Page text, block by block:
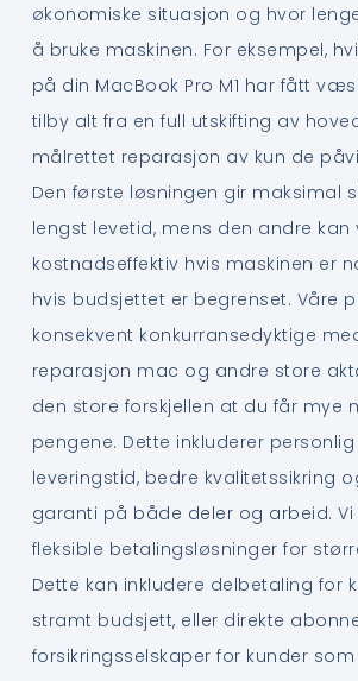
økonomiske situasjon og hvor
å bruke maskinen. For eksempel,
på din MacBook Pro M1 har fått
tilby alt fra en full utskifting av
målrettet reparasjon av kun de
Den første løsningen gir maksimal
lengst levetid, mens den andre
kostnadseffektiv hvis maskinen er
hvis budsjettet er begrenset. Våre
konsekvent konkurransedyktige
reparasjon mac og andre store
den store forskjellen at du får mye
pengene. Dette inkluderer
leveringstid, bedre kvalitetssikring
garanti på både deler og arbeid.
fleksible betalingsløsninger for
Dette kan inkludere delbetaling for
stramt budsjett, eller direkte
forsikringsselskaper for kunder